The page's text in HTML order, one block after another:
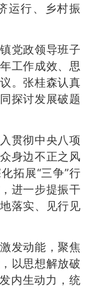
运行、乡村振
党政领导班子
工作成效、思
。张桂森认真
探讨发展破题
贯彻中央八项
身边不正之风
拓展“三争”行
进一步提振干
落实、见行见
发动能，聚焦
以思想解放破
内生动力，统